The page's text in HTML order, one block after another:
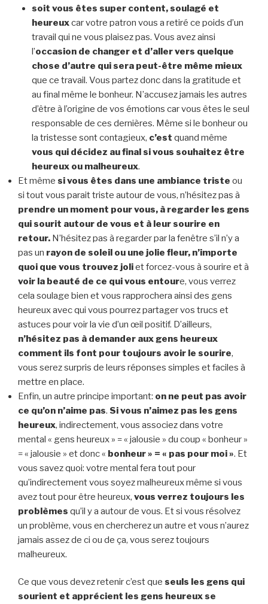
soit vous êtes super content, soulagé et
heureuxcar votre patron vous a retiré ce poids d’un
travail qui ne vous plaisez pas. Vous avez ainsi
l’occasion de changer et d’aller vers quelque
chose d’autre qui sera peut-être même mieux
que ce travail. Vous partez donc dans la gratitude et
au final même le bonheur. N’accusez jamais les autres
d’être à l’origine de vos émotions car vous êtes le seul
responsable de ces dernières. Même si le bonheur ou
la tristesse sont contagieux, c’est quand même
vous qui décidez au final si vous souhaitez être
heureux ou malheureux.
Et même si vous êtes dans une ambiance triste ou
si tout vous parait triste autour de vous, n’hésitez pas à
prendre un moment pour vous, à regarder les gens
qui sourit autour de vous et à leur sourire en
retour. N’hésitez pas à regarder par la fenêtre s’il n’y a
pas un rayon de soleil ou une jolie fleur, n’importe
quoi que vous trouvez joliet forcez-vous à sourire et à
voir la beauté de ce qui vous entoure, vous verrez
cela soulage bien et vous rapprochera ainsi des gens
heureux avec qui vous pourrez partager vos trucs et
astuces pour voir la vie d’un œil positif. D’ailleurs,
n’hésitez pas à demander aux gens heureux
comment ils font pour toujours avoir le sourire,
vous serez surpris de leurs réponses simples et faciles à
mettre en place.
Enfin, un autre principe important: on ne peut pas avoir
ce qu’on n’aime pas. Si vous n’aimez pas les gens
heureux, indirectement, vous associez dans votre
mental « gens heureux » = « jalousie » du coup « bonheur »
= « jalousie » et donc « bonheur » = « pas pour moi ». Et
vous savez quoi: votre mental fera tout pour
qu’indirectement vous soyez malheureux même si vous
avez tout pour être heureux, vous verrez toujours les
problèmes qu’il y a autour de vous. Et si vous résolvez
un problème, vous en chercherez un autre et vous n’aurez
jamais assez de ci ou de ça, vous serez toujours
malheureux.
Ce que vous devez retenir c’est que seuls les gens qui
sourient et apprécient les gens heureux se